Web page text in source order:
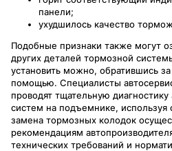
панели;
ухудшилось качество
Подобные признаки также могут
других деталей тормозной
установить можно, обратившись
помощью. Специалисты
проводят тщательную
систем на подъемнике, используя
замена тормозных колодок
рекомендациям
технических требований и